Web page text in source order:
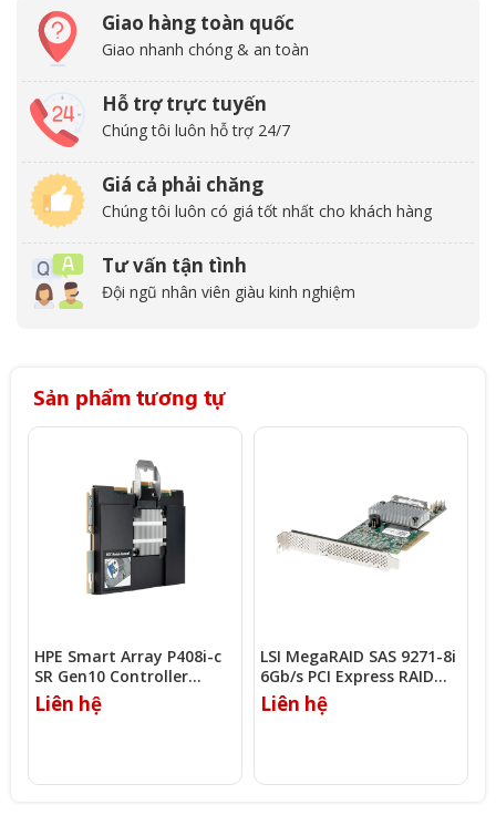
Giao hàng toàn quốc
Giao nhanh chóng & an toàn
Hỗ trợ trực tuyến
Chúng tôi luôn hỗ trợ 24/7
Giá cả phải chăng
Chúng tôi luôn có giá tốt nhất cho khách hàng
Tư vấn tận tình
Đội ngũ nhân viên giàu kinh nghiệm
Sản phẩm tương tự
HPE Smart Array P408i-c
SR Gen10 Controller
(823856-B21)
Liên hệ
LSI MegaRAID SAS 9271-8i
6Gb/s PCI Express RAID
Controller
Liên hệ